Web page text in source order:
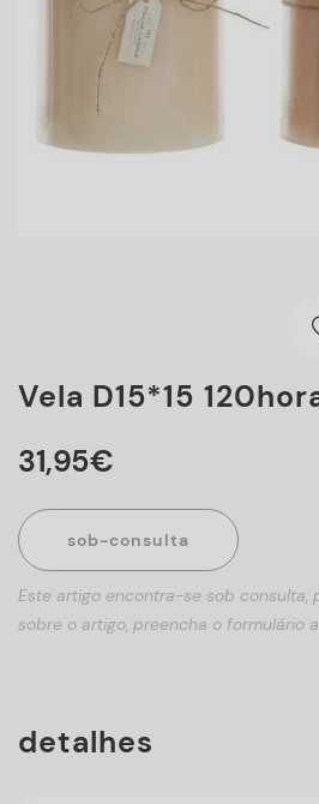
Vela D15*15
31,95€
sob-consulta
Este artigo encontra-se sob consulta,
sobre o artigo, preencha o formulário
detalhes